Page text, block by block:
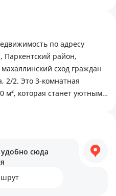
по адресу
Паркентский район,
сход граждан
2/2. Это 3-комнатная
которая станет уютным
есть всё
зоны для отдыха на
удобно сюда